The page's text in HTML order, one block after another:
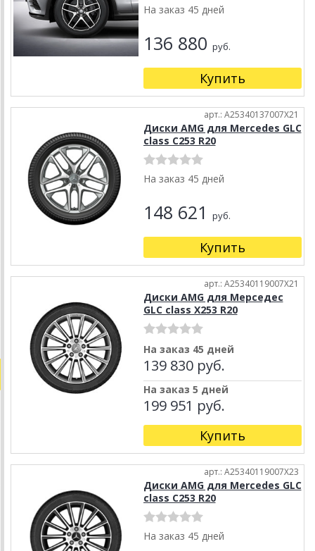
На заказ 45 дней
136 880 руб.
Купить
арт.: A25340137007X21
Диски AMG для Mercedes GLC
class C253 R20
На заказ 45 дней
148 621 руб.
Купить
арт.: A25340119007X21
Диски AMG для Мерседес
GLC class X253 R20
На заказ 45 дней
139 830 руб.
На заказ 5 дней
199 951 руб.
Купить
арт.: A25340119007X23
Диски AMG для Mercedes GLC
class C253 R20
На заказ 45 дней